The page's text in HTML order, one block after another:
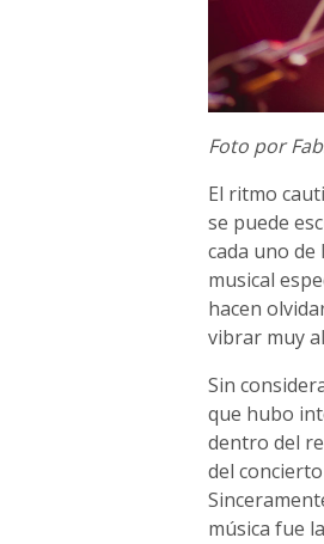
Foto por
El ritmo
se puede
cada uno
musical
hacen
vibrar muy
Sin
que hubo
dentro del
del
música fue